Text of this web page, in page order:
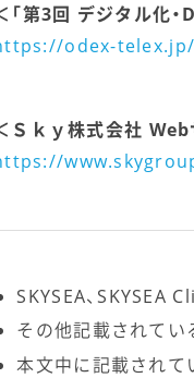
「第3回 デジタル化
odex-
Ｓｋｙ株式会社 Web
SKYSEA、SKYSEA
その他記載されてい
本文中に記載されて